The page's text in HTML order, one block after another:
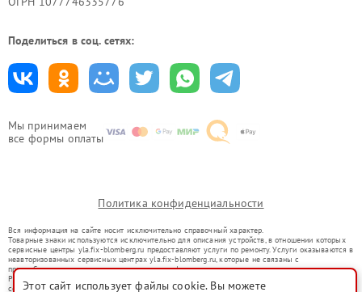
Мы принимаем
все формы оплаты
Поделиться в соц. сетях:
Политика конфиденциальности
Вся информация на сайте носит исключительно справочный характер.
Товарные знаки используются исключительно для описания устройств, в отношении которых
сервисные центры yla.fix-blomberg.ru предоставляют услуги по ремонту. Услуги оказываются в
неавторизованных сервисных центрах yla.fix-blomberg.ru, которые не связаны с
правообладателями товарных знаков или их официальными представителями.
Ремонт осуществляется для устройств, уже введенных в гражданский оборот в соответствии
со статьей 1487 ГК РФ.
Этот сайт использует файлы cookie. Вы можете